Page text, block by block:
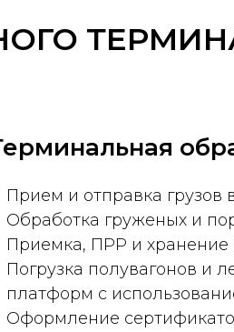
Прием и отправка грузов
Обработка груженых и
Приемка, ПРР и хранение
Погрузка полувагонов и
платформ с
Оформление